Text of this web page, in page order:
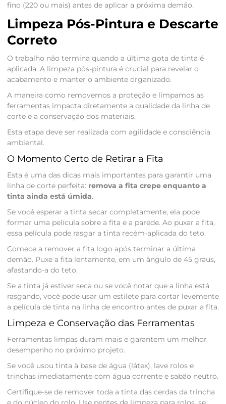
fino (220 ou mais) antes de aplicar a próxima demão.
Limpeza Pós-Pintura e Descarte
Correto
O trabalho não termina quando a última gota de tinta é
aplicada. A limpeza pós-pintura é crucial para revelar o
acabamento e manter o ambiente organizado.
A maneira como removemos a proteção e limpamos as
ferramentas impacta diretamente a qualidade da linha de
corte e a conservação dos materiais.
Esta etapa deve ser realizada com agilidade e consciência
ambiental.
O Momento Certo de Retirar a Fita
Esta é uma das dicas mais importantes para garantir uma
linha de corte perfeita: remova a fita crepe enquanto a
tinta ainda está úmida.
Se você esperar a tinta secar completamente, ela pode
formar uma película sobre a fita e a parede. Ao puxar a fita,
essa película pode rasgar a tinta recém-aplicada do teto.
Comece a remover a fita logo após terminar a última
demão. Puxe a fita lentamente, em um ângulo de 45 graus,
afastando-a do teto.
Se a tinta já estiver seca ou se você notar que a linha está
rasgando, você pode usar um estilete para cortar levemente
a película de tinta na linha de encontro antes de puxar a fita.
Limpeza e Conservação das Ferramentas
Ferramentas limpas duram mais e garantem um melhor
desempenho no próximo projeto.
Se você usou tinta à base de água (látex), lave rolos e
trinchas imediatamente com água corrente e sabão neutro.
Certifique-se de remover toda a tinta das cerdas da trincha
e do núcleo do rolo. Use pentes de limpeza para rolos, se